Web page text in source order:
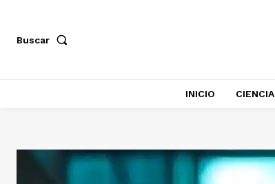
Buscar
INICIO CIENCIA